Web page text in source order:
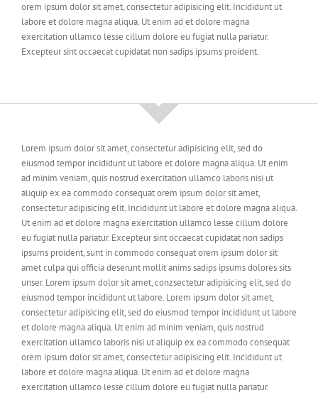
orem ipsum dolor sit amet, consectetur adipisicing elit. Incididunt ut
labore et dolore magna aliqua. Ut enim ad et dolore magna
exercitation ullamco lesse cillum dolore eu fugiat nulla pariatur.
Excepteur sint occaecat cupidatat non sadips ipsums proident.
Lorem ipsum dolor sit amet, consectetur adipisicing elit, sed do
eiusmod tempor incididunt ut labore et dolore magna aliqua. Ut enim
ad minim veniam, quis nostrud exercitation ullamco laboris nisi ut
aliquip ex ea commodo consequat orem ipsum dolor sit amet,
consectetur adipisicing elit. Incididunt ut labore et dolore magna aliqua.
Ut enim ad et dolore magna exercitation ullamco lesse cillum dolore
eu fugiat nulla pariatur. Excepteur sint occaecat cupidatat non sadips
ipsums proident, sunt in commodo consequat orem ipsum dolor sit
amet culpa qui officia deserunt mollit anims sadips ipsums dolores sits
unser. Lorem ipsum dolor sit amet, conzsectetur adipisicing elit, sed do
eiusmod tempor incididunt ut labore. Lorem ipsum dolor sit amet,
consectetur adipisicing elit, sed do eiusmod tempor incididunt ut labore
et dolore magna aliqua. Ut enim ad minim veniam, quis nostrud
exercitation ullamco laboris nisi ut aliquip ex ea commodo consequat
orem ipsum dolor sit amet, consectetur adipisicing elit. Incididunt ut
labore et dolore magna aliqua. Ut enim ad et dolore magna
exercitation ullamco lesse cillum dolore eu fugiat nulla pariatur.